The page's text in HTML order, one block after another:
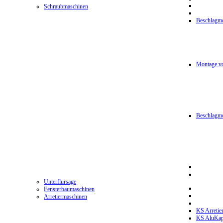
Schraubmaschinen
Montage
Unterflursäge
Fensterbaumaschinen
Arretiermaschinen
KS
KS